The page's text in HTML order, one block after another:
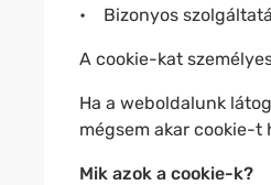
• Bizonyos
A cookie-kat
Ha a weboldalunk
mégsem akar cookie-t
Mik azok a cookie-k?